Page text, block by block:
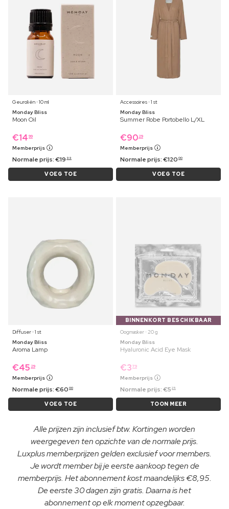
Geuroliën ⋅ 10 ml
Monday Bliss
Moon Oil
€14 99
Memberprijs
Normale prijs:€19 99
VOEG TOE
Accessoires ⋅ 1 st
Monday Bliss
Summer Robe Portobello L/XL
€90 29
Memberprijs
Normale prijs:€120 00
VOEG TOE
Diffuser ⋅ 1 st
Monday Bliss
Aroma Lamp
€45 29
Memberprijs
Normale prijs:€60 00
VOEG TOE
BINNENKORT BESCHIKBAAR
Oogmasker ⋅ 20 g
Monday Bliss
Hyaluronic Acid Eye Mask
€3 79
Memberprijs
Normale prijs:€5 25
TOON MEER
Alle prijzen zijn inclusief btw. Kortingen worden
weergegeven ten opzichte van de normale prijs.
Luxplus memberprijzen gelden exclusief voor members.
Je wordt member bij je eerste aankoop tegen de
memberprijs. Het abonnement kost maandelijks €8,95.
De eerste 30 dagen zijn gratis. Daarna is het
abonnement op elk moment opzegbaar.